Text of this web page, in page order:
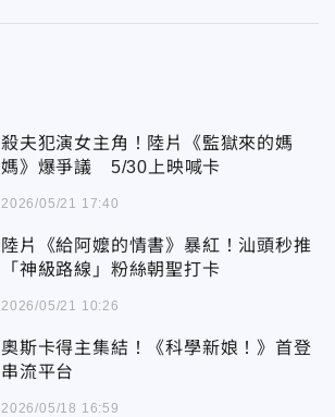
殺夫犯演女主角！陸片《監獄來的媽
媽》爆爭議 5/30上映喊卡
2026/05/21 17:40
陸片《給阿嬤的情書》暴紅！汕頭秒推
「神級路線」粉絲朝聖打卡
2026/05/21 10:26
奧斯卡得主集結！《科學新娘！》首登
串流平台
2026/05/18 16:59